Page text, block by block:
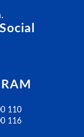
110
116